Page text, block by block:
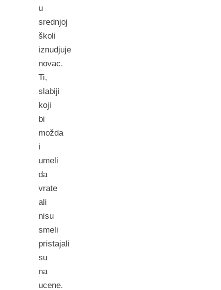
u
srednjoj
školi
iznudjuje
novac.
Ti,
slabiji
koji
bi
možda
i
umeli
da
vrate
ali
nisu
smeli
pristajali
su
na
ucene.